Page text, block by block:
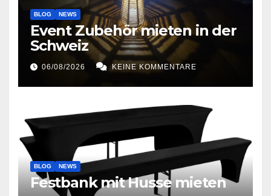
BLOG NEWS
Event Zubehör mieten in der
Schweiz
06/08/2026 KEINE KOMMENTARE
BLOG NEWS
Festbank mit Husse mieten